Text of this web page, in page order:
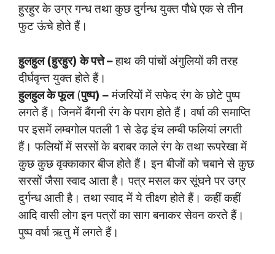
हुरहुर के उग्र गन्ध तथा कुछ दुर्गन्ध युक्त पौधे एक से तीन
फुट ऊंचे होते हैं।
हुलहुल (हुरहुर) के पत्ते –हाथ की पांचों अंगुलियों की तरह
दीर्घवृन्त युक्त होते हैं।
हुलहुल के फूल(पुष्प) –मंजरियों में सफेद रंग के छोटे पुष्प
लगते हैं। जिनमें बैंगनी रंग के पराग होते हैं। वर्षा की समाप्ति
पर इसमें लम्बगोल पतली 1 से डेढ़ इंच लम्बी फलियां लगती
हैं। फलियों में सरसों के बराबर काले रंग के तथा रूपरेखा में
कुछ कुछ वृक्काकार बीज होते हैं। इन बीजों को चबाने से कुछ
सरसों जैसा स्वाद आता है। पत्र मसल कर सूंघने पर उग्र
दुर्गन्ध आती है। तथा स्वाद में ये तीक्ष्ण होते हैं। कहीं कहीं
आदि वासी लोग इन पत्रों का साग बनाकर सेवन करते हैं।
पुष्प वर्षा ऋतु में लगते हैं।